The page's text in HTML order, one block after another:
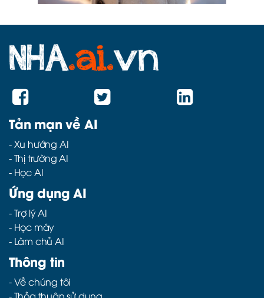
Tản mạn về AI
-Xu hướng AI
-Thị trường AI
- Học AI
Ứng dụng AI
-Trợ lý AI
- Học máy
- Làm chủ AI
Thông tin
- Về chúng tôi